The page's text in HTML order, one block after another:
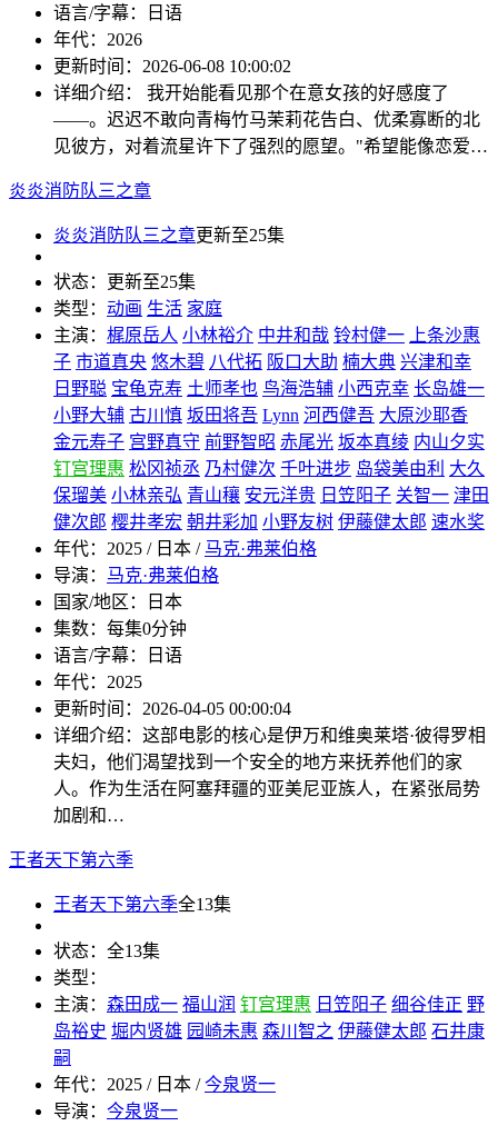
语言/字幕：
日语
年代： 2026
更新时间： 2026-06-08 10:00:02
详细介绍：
我开始能看见那个在意女孩的好感度了
——。迟迟不敢向青梅竹马茉莉花告白、优柔寡断的北
见彼方，对着流星许下了强烈的愿望。"希望能像恋爱…
炎炎消防队三之章
炎炎消防队三之章更新至25集
状态：
更新至25集
类型： 动画 生活 家庭
主演： 梶原岳人 小林裕介 中井和哉 铃村健一 上条沙惠
子 市道真央 悠木碧 八代拓 阪口大助 楠大典 兴津和幸
日野聪 宝龟克寿 土师孝也 鸟海浩辅 小西克幸 长岛雄一
小野大辅 古川慎 坂田将吾 Lynn 河西健吾 大原沙耶香
金元寿子 宫野真守 前野智昭 赤尾光 坂本真绫 内山夕实
钉宫理惠 松冈祯丞 乃村健次 千叶进步 岛袋美由利 大久
保瑠美 小林亲弘 青山穰 安元洋贵 日笠阳子 关智一 津田
健次郎 樱井孝宏 朝井彩加 小野友树 伊藤健太郎 速水奖
年代： 2025 / 日本 / 马克·弗莱伯格
导演： 马克·弗莱伯格
国家/地区：
日本
集数： 每集0分钟
语言/字幕：
日语
年代： 2025
更新时间： 2026-04-05 00:00:04
详细介绍： 这部电影的核心是伊万和维奥莱塔·彼得罗相
夫妇，他们渴望找到一个安全的地方来抚养他们的家
人。作为生活在阿塞拜疆的亚美尼亚族人，在紧张局势
加剧和…
王者天下第六季
王者天下第六季全13集
状态： 全13集
类型：
主演： 森田成一 福山润 钉宫理惠 日笠阳子 细谷佳正 野
岛裕史 堀内贤雄 园崎未惠 森川智之 伊藤健太郎 石井康
嗣
年代： 2025 / 日本 /今泉贤一
导演： 今泉贤一